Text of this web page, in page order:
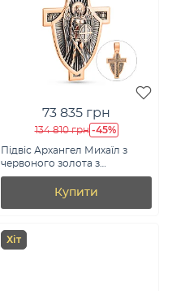
73 835 грн
134 810 грн -45%
Підвіс Архангел Михаїл з
червоного золота з
молитвою (арт. 501756ч)
Купити
Хіт